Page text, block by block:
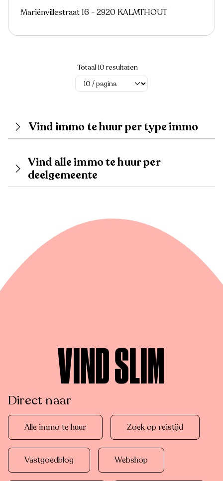
Mariënvillestraat 16 - 2920 KALMTHOUT
Totaal 10 resultaten
Vind immo te huur per type immo
Vind alle immo te huur per
deelgemeente
VIND SLIM
Direct naar
Alle immo te huur Zoek op reistijd
Vastgoedblog Webshop